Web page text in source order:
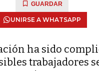
GUARDAR
UNIRSE A WHATSAPP
ha sido
trabajadores